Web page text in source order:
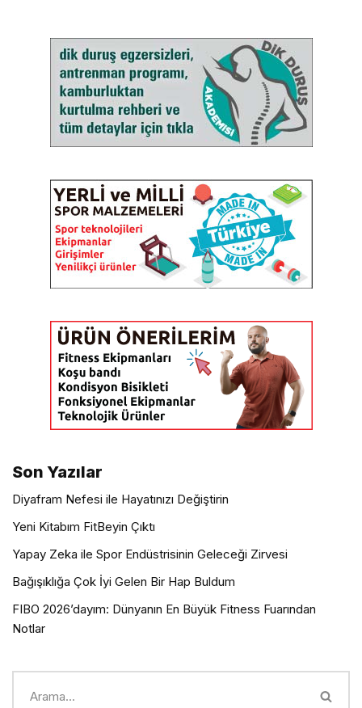
Son Yazılar
Diyafram Nefesi ile Hayatınızı Değiştirin
Yeni Kitabım FitBeyin Çıktı
Yapay Zeka ile Spor Endüstrisinin Geleceği Zirvesi
Bağışıklığa Çok İyi Gelen Bir Hap Buldum
FIBO 2026’dayım: Dünyanın En Büyük Fitness Fuarından
Notlar